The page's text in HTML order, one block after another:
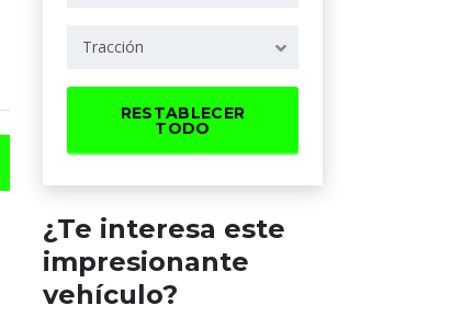
Tracción
RESTABLECER
TODO
¿Te interesa este
impresionante
vehículo?